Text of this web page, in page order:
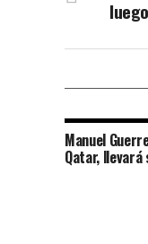
Manuel
Qatar,